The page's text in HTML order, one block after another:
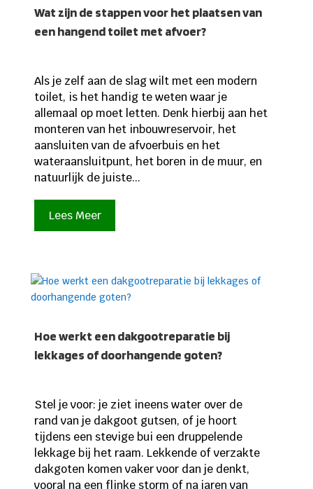
Wat zijn de stappen voor het plaatsen van
een hangend toilet met afvoer?
Als je zelf aan de slag wilt met een modern
toilet, is het handig te weten waar je
allemaal op moet letten. Denk hierbij aan het
monteren van het inbouwreservoir, het
aansluiten van de afvoerbuis en het
wateraansluitpunt, het boren in de muur, en
natuurlijk de juiste...
Lees Meer
Hoe werkt een dakgootreparatie bij
lekkages of doorhangende goten?
Stel je voor: je ziet ineens water over de
rand van je dakgoot gutsen, of je hoort
tijdens een stevige bui een druppelende
lekkage bij het raam. Lekkende of verzakte
dakgoten komen vaker voor dan je denkt,
vooral na een flinke storm of na jaren van